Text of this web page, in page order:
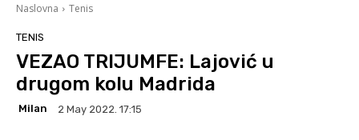
Naslovna Tenis
TENIS
VEZAO TRIJUMFE: Lajović u
drugom kolu Madrida
Milan 2 May 2022. 17:15